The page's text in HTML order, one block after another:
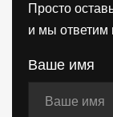
Просто
и мы ответим
Ваше имя